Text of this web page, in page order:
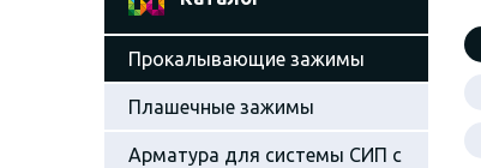
Прокалывающие зажимы
Плашечные зажимы
Арматура для системы СИП с